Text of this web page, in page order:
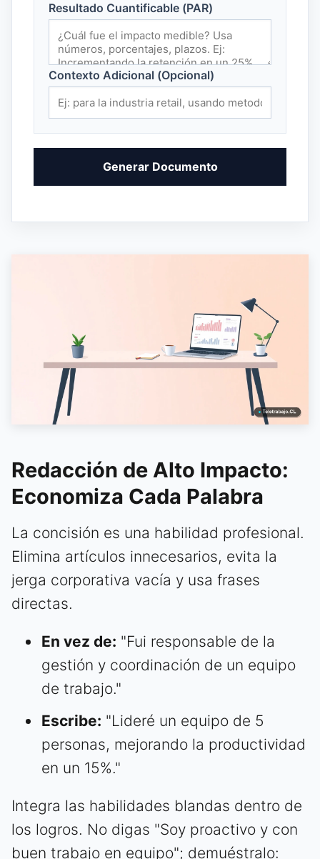
Resultado Cuantificable (PAR)
Contexto Adicional (Opcional)
Generar Documento
Redacción de Alto Impacto:
Economiza Cada Palabra
La concisión es una habilidad profesional.
Elimina artículos innecesarios, evita la
jerga corporativa vacía y usa frases
directas.
En vez de: "Fui responsable de la
gestión y coordinación de un equipo
de trabajo."
Escribe: "Lideré un equipo de 5
personas, mejorando la productividad
en un 15%."
Integra las habilidades blandas dentro de
los logros. No digas "Soy proactivo y con
buen trabajo en equipo"; demuéstralo: